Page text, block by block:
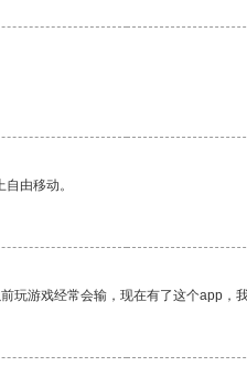
由移动。
游戏经常会输，现在有了这个app，